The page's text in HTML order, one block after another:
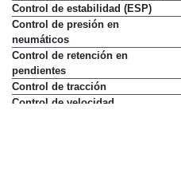
Control de estabilidad (ESP)
Control de presión en
neumáticos
Control de retención en
pendientes
Control de tracción
Control de velocidad